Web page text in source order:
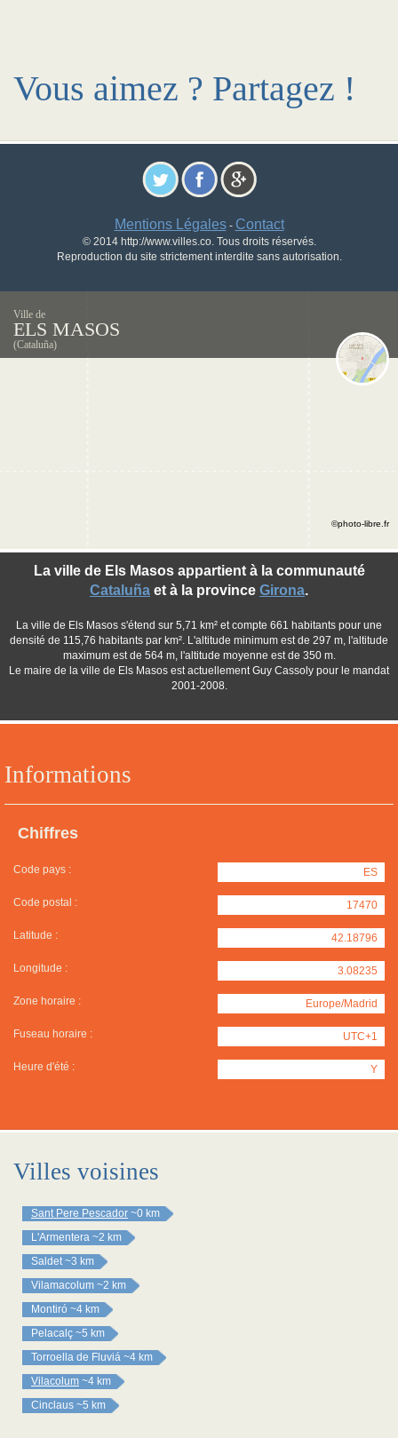
Vous aimez ? Partagez !
Mentions Légales- Contact
© 2014 http://www.villes.co. Tous droits réservés.
Reproduction du site strictement interdite sans autorisation.
Ville de
ELS MASOS
(Cataluña)
Informations
Chiffres
Code pays : ES
Code postal : 17470
Latitude : 42.18796
Longitude : 3.08235
Zone horaire : Europe/Madrid
Fuseau horaire : UTC+1
Heure d'été : Y
La ville de Els Masos appartient à la communauté
Cataluña et à la province Girona.
La ville de Els Masos s'étend sur 5,71 km² et compte 661 habitants pour une
densité de 115,76 habitants par km². L'altitude minimum est de 297 m, l'altitude
maximum est de 564 m, l'altitude moyenne est de 350 m.
Le maire de la ville de Els Masos est actuellement Guy Cassoly pour le mandat
2001-2008.
©photo-libre.fr
Villes voisines
Sant Pere Pescador ~0 km
L'Armentera ~2 km
Saldet ~3 km
Vilamacolum ~2 km
Montiró ~4 km
Pelacalç ~5 km
Torroella de Fluviá ~4 km
Vilacolum ~4 km
Cinclaus ~5 km